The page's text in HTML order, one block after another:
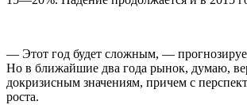
— Этот год будет сложным, —
Но в ближайшие два года рынок, думаю,
докризисным значениям, причем с
роста.